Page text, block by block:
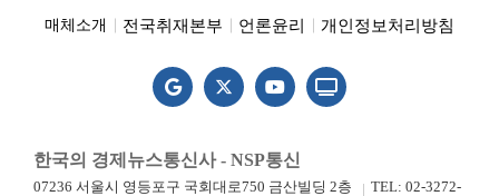
매체소개 전국취재본부 언론윤리 개인정보처리방침
한국의 경제뉴스통신사 - NSP통신
07236 서울시 영등포구 국회대로750 금산빌딩 2층
TEL: 02-3272-